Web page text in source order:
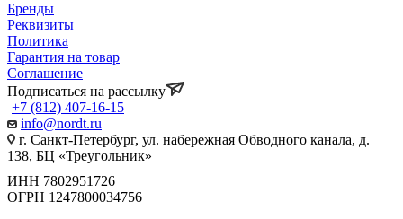
Бренды
Реквизиты
Политика
Гарантия на товар
Соглашение
Подписаться на рассылку
+7 (812) 407-16-15
info@nordt.ru
г. Санкт-Петербург, ул. набережная Обводного канала, д.
138, БЦ «Треугольник»
ИНН 7802951726
ОГРН 1247800034756